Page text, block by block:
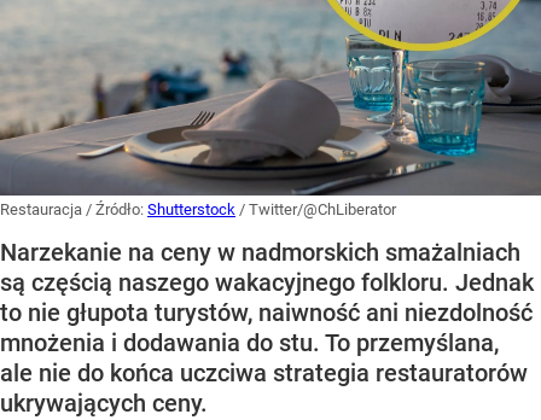
Restauracja / Źródło: Shutterstock / Twitter/@ChLiberator
Narzekanie na ceny w nadmorskich smażalniach
są częścią naszego wakacyjnego folkloru. Jednak
to nie głupota turystów, naiwność ani niezdolność
mnożenia i dodawania do stu. To przemyślana,
ale nie do końca uczciwa strategia restauratorów
ukrywających ceny.